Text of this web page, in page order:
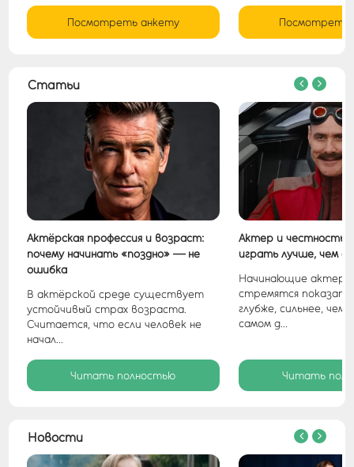
Посмотреть анкету Посмотреть
Статьи
Актёрская профессия и возраст:
почему начинать «поздно» — не
ошибка
В актёрской среде существует
устойчивый страх возраста.
Считается, что если человек не
начал...
Читать полностью
Актер и честность:
играть лучше, чем
Начинающие актеры
стремятся
глубже, сильнее, чем
самом д...
Читать
Новости